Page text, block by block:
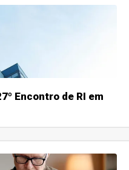
Encontro de RI em